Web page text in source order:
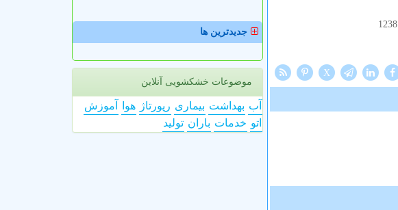
1238
X
جدیدترین ها
موضوعات خشکشویی آنلاین
آب بهداشت بیماری رپورتاژ هوا
آموزش
اتو خدمات باران تولید